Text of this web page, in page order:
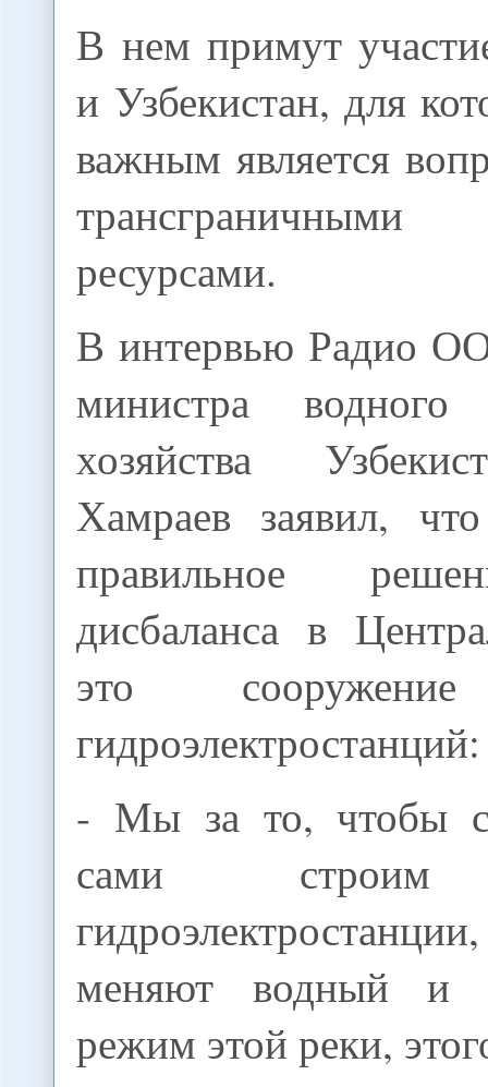
В нем примут
и Узбекистан, для
важным является
ресурсами.
В интервью Радио
министра
хозяйства
Хамраев заявил,
правильное
дисбаланса в
это
гидроэлектростанций:
- Мы за то, чтобы
сами строим
меняют водный и
режим этой реки,